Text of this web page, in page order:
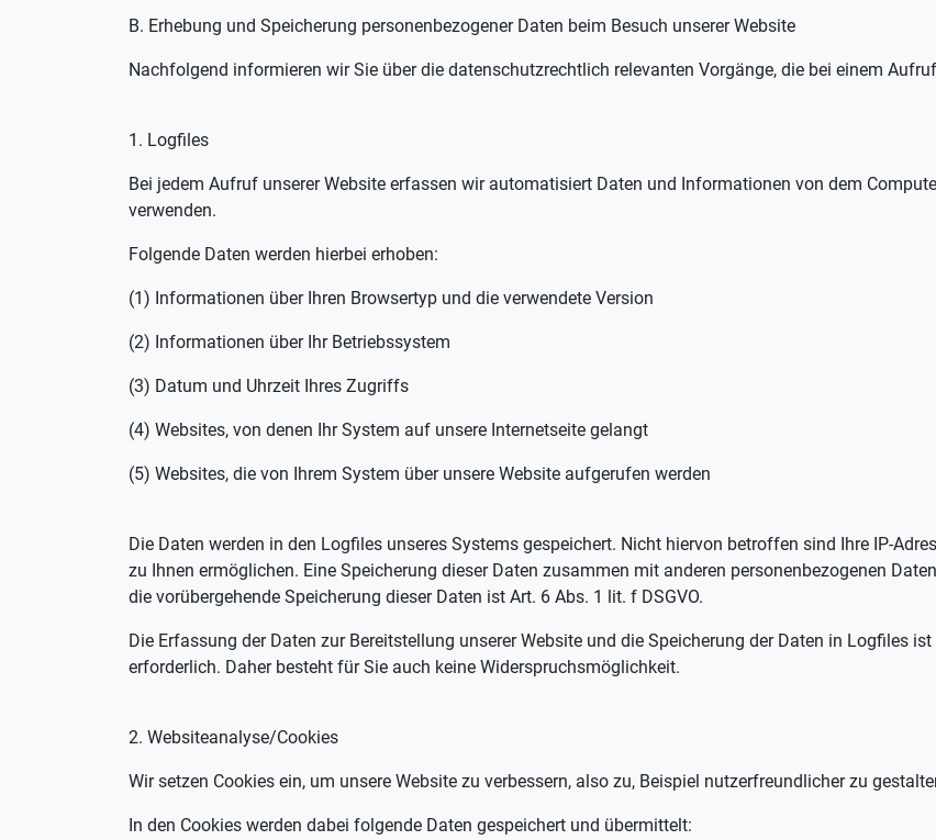
B. Erhebung und Speicherung personenbezogener Daten beim Besuch unserer Website
Nachfolgend informieren wir Sie über die datenschutzrechtlich relevanten Vorgänge, die bei einem
1. Logfiles
Bei jedem Aufruf unserer Website erfassen wir automatisiert Daten und Informationen von dem
verwenden.
Folgende Daten werden hierbei erhoben:
(1) Informationen über Ihren Browsertyp und die verwendete Version
(2) Informationen über Ihr Betriebssystem
(3) Datum und Uhrzeit Ihres Zugriffs
(4) Websites, von denen Ihr System auf unsere Internetseite gelangt
(5) Websites, die von Ihrem System über unsere Website aufgerufen werden
Die Daten werden in den Logfiles unseres Systems gespeichert. Nicht hiervon betroffen sind Ihre IP-
zu Ihnen ermöglichen. Eine Speicherung dieser Daten zusammen mit anderen personenbezogenen
die vorübergehende Speicherung dieser Daten ist Art. 6 Abs. 1 lit. f DSGVO.
Die Erfassung der Daten zur Bereitstellung unserer Website und die Speicherung der Daten in Logfiles
erforderlich. Daher besteht für Sie auch keine Widerspruchsmöglichkeit.
2. Websiteanalyse/Cookies
Wir setzen Cookies ein, um unsere Website zu verbessern, also zu, Beispiel nutzerfreundlicher zu
In den Cookies werden dabei folgende Daten gespeichert und übermittelt: